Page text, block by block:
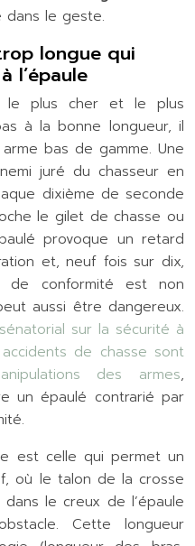
dans le geste.
longue qui
l’épaule
le plus cher et le plus
à la bonne longueur, il
bas de gamme. Une
juré du chasseur en
dixième de seconde
le gilet de chasse ou
provoque un retard
et, neuf fois sur dix,
de conformité est non
aussi être dangereux.
sur la sécurité à
de chasse sont
des armes,
un épaulé contrarié par
est celle qui permet un
où le talon de la crosse
le creux de l’épaule
Cette longueur